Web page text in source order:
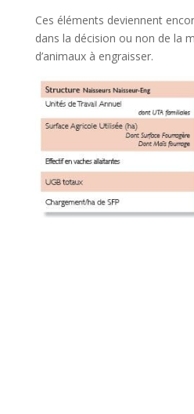
Ces éléments deviennent
dans la décision ou non de la
d’animaux à engraisser.